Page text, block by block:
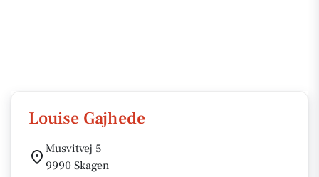
Louise Gajhede
Musvitvej 5
9990 Skagen